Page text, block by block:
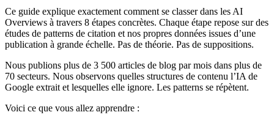
Ce guide explique exactement comment se classer dans les AI
Overviews à travers 8 étapes concrètes. Chaque étape repose sur des
études de patterns de citation et nos propres données issues d’une
publication à grande échelle. Pas de théorie. Pas de suppositions.
Nous publions plus de 3 500 articles de blog par mois dans plus de
70 secteurs. Nous observons quelles structures de contenu l’IA de
Google extrait et lesquelles elle ignore. Les patterns se répètent.
Voici ce que vous allez apprendre :